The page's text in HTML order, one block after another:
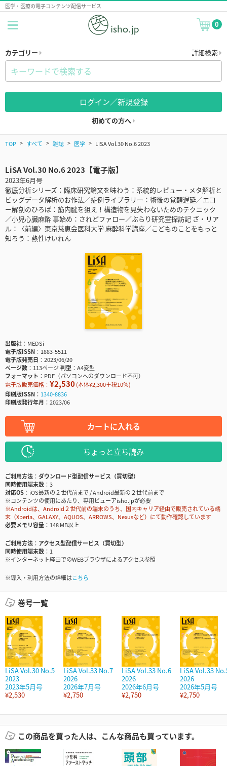
医学・医療の電子コンテンツ配信サービス
0
カテゴリー 詳細検索
ログイン／新規登録
初めての方へ
TOP すべて 雑誌 医学 LiSA Vol.30 No.6 2023
LiSA Vol.30 No.6 2023【電子版】
2023年6月号
徹底分析シリーズ：臨床研究論文を味わう：系統的レビュー・メタ解析と
ビッグデータ解析のお作法／症例ライブラリー：術後の覚醒遅延／エコ
ー解剖のひろば：筋内腱を狙え！構造物を見失わないためのテクニック
／小児心臓麻酔 事始め：されどファロー／ぶらり研究室探訪記 ざ・リア
ル：〈前編〉東京慈恵会医科大学 麻酔科学講座／こどものことをもっと
知ろう：熱性けいれん
出版社
MEDSi
電子版ISSN
1883-5511
電子版発売日
2023/06/20
ページ数
113ページ判型
A4変型
フォーマット
PDF（パソコンへのダウンロード不可）
電子版販売価格： ¥2,530(本体¥2,300＋税10％)
印刷版ISSN
1340-8836
印刷版発行年月
2023/06
カートに入れる
ちょっと立ち読み
ご利用方法
ダウンロード型配信サービス（買切型）
同時使用端末数
3
対応OS
iOS最新の２世代前まで / Android最新の２世代前まで
※コンテンツの使用にあたり、専用ビューアisho.jpが必要
※Androidは、Android２世代前の端末のうち、国内キャリア経由で販売されている端
末（Xperia、GALAXY、AQUOS、ARROWS、Nexusなど）にて動作確認しています
必要メモリ容量
148 MB以上
ご利用方法
アクセス型配信サービス（買切型）
同時使用端末数
1
※インターネット経由でのWEBブラウザによるアクセス参照
※導入・利用方法の詳細はこちら
巻号一覧
LiSA Vol.30 No.5
2023
2023年5月号
¥2,530
LiSA Vol.33 No.7
2026
2026年7月号
¥2,750
LiSA Vol.33 No.6
2026
2026年6月号
¥2,750
LiSA Vol.33
2026
2026年5月号
¥2,750
この商品を買った人は、こんな商品も買っています。